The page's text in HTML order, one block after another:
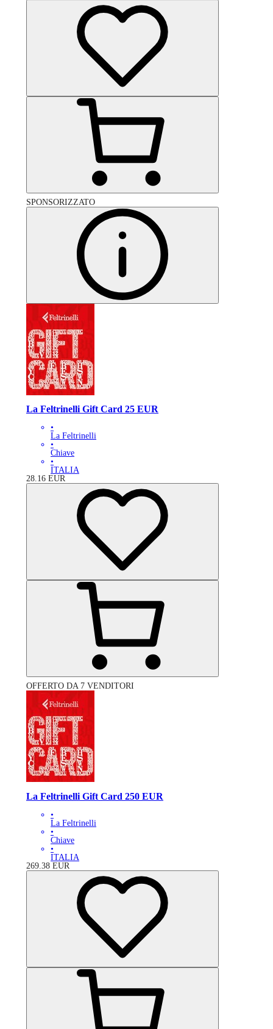
SPONSORIZZATO
La Feltrinelli Gift Card 25 EUR
•
La Feltrinelli
•
Chiave
•
ITALIA
28.16 EUR
OFFERTO DA 7 VENDITORI
La Feltrinelli Gift Card 250 EUR
•
La Feltrinelli
•
Chiave
•
ITALIA
269.38 EUR